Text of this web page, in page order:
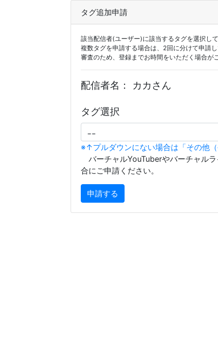
タグ追加申請
該当配信者(ユーザー)に該当するタグを選択し
複数タグを申請する場合は、2回に分けて申請
審査のため、登録までお時間をいただく場合が
配信者名： カカさん
タグ選択
※↑プルダウンにない場合は「その他
バーチャルYouTuberやバーチャル
合にご申請ください。
申請する